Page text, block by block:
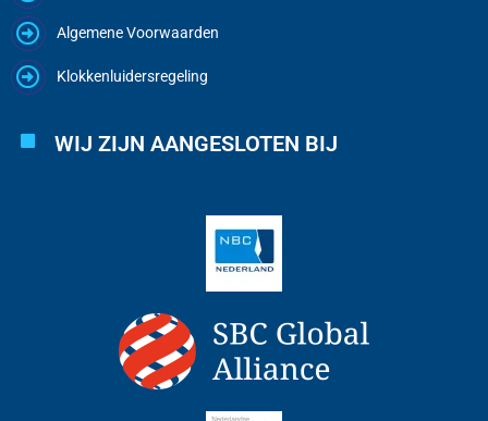
Algemene Voorwaarden
Klokkenluidersregeling
WIJ ZIJN AANGESLOTEN BIJ